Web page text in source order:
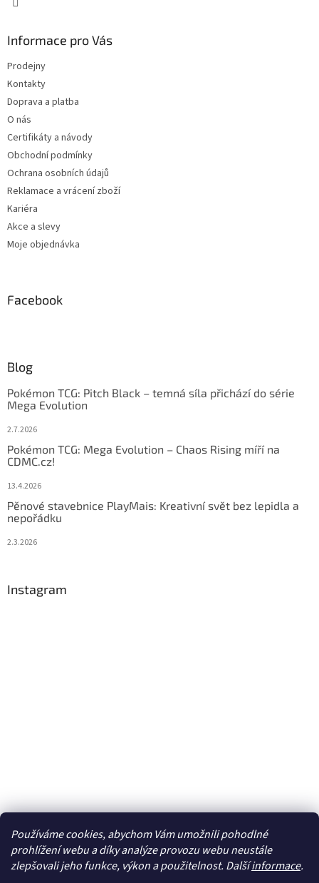
Používáme cookies, abychom Vám umožnili pohodlné
prohlížení webu a díky analýze provozu webu neustále
zlepšovali jeho funkce, výkon a použitelnost. Dalšíinformace.
Informace pro Vás
Prodejny
Kontakty
Doprava a platba
O nás
Certifikáty a návody
Obchodní podmínky
Ochrana osobních údajů
Reklamace a vrácení zboží
Kariéra
Akce a slevy
Moje objednávka
Facebook
Blog
Pokémon TCG: Pitch Black – temná síla přichází do série
Mega Evolution
2.7.2026
Pokémon TCG: Mega Evolution – Chaos Rising míří na
CDMC.cz!
13.4.2026
Pěnové stavebnice PlayMais: Kreativní svět bez lepidla a
nepořádku
2.3.2026
Instagram
Sledovat na Instagramu